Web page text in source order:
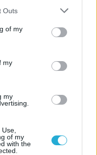
one or more Google
You may click to
its third-party tags to
in below Google
Outs
of my
my
my
of my
with the
Περούτζια του 2000
Tο τρίτο
ραντεβού του
ΠΑΠΑΪΩΑΝΝΟΥ